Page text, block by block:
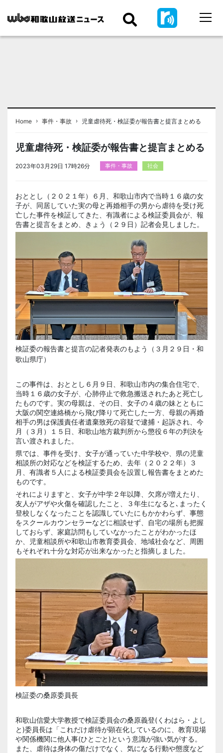
Home › 事件・事故 › 児童虐待死・検証委が報告書と提言まとめる
児童虐待死・検証委が報告書と提言まとめる
2023年03月29日 17時26分 事件・事故 社会
おととし（２０２１年）６月、和歌山市内で当時１６歳の女
子が、同居していた実の母と再婚相手の男から虐待を受け死
亡した事件を検証してきた、有識者による検証委員会が、報
告書と提言をまとめ、きょう（２９日）記者会見しました。
検証委の報告書と提言の記者発表のもよう（３月２９日・和
歌山県庁）
この事件は、おととし６月９日、和歌山市内の集合住宅で、
当時１６歳の女子が、心肺停止で救急搬送されたあと死亡し
たものです。実の母親は、その日、女子の４歳の妹とともに
大阪の関空連絡橋から飛び降りて死亡した一方、母親の再婚
相手の男は保護責任者遺棄致死の容疑で逮捕・起訴され、今
月（３月）１５日、和歌山地方裁判所から懲役６年の判決を
言い渡されました。
県では、事件を受け、女子が通っていた中学校や、県の児童
相談所の対応などを検証するため、去年（２０２２年）３
月、有識者５人による検証委員会を設置し報告書をまとめた
ものです。
それによりますと、女子が中学２年以降、欠席が増えたり、
友人がアザや火傷を確認したこと、３年生になると､まったく
登校しなくなったことを認識していたにもかかわらず、事態
をスクールカウンセラーなどに相談せず、自宅の場所も把握
しておらず、家庭訪問もしていなかったことがわかったほ
か、児童相談所や和歌山市教育委員会、地域社会など、周囲
もそれぞれ十分な対応が出来なかったと指摘しました。
検証委の桑原委員長
和歌山信愛大学教授で検証委員会の桑原義登(くわはら・よし
と)委員長は「これだけ虐待が顕在化しているのに、教育現場
や関係機関に他人事(ひとごと)という意識が強い気がする。
また、虐待は身体の傷だけでなく、気になる行動や態度など